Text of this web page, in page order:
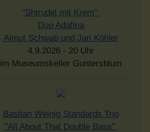
"Shtrudel mit Krem"
Duo Adafina
Almut Schwab und Jan Köhler
4.9.2026 - 20 Uhr
im Museumskeller Guntersblum
Bastian Weinig Standards Trio
"All About That Double Bass"